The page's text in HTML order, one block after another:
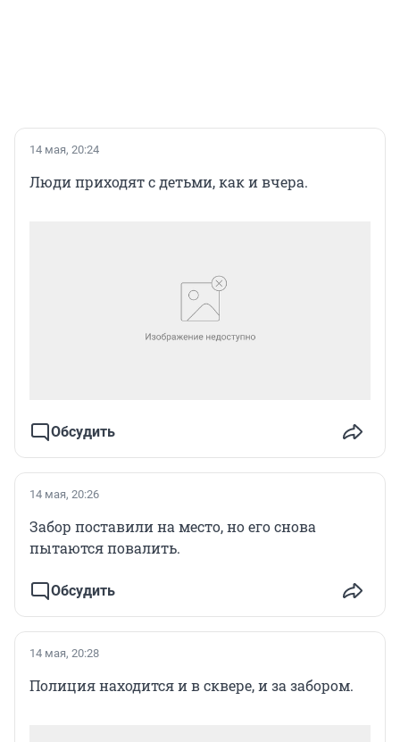
14 мая, 20:24
Люди приходят с детьми, как и вчера.
Обсудить
14 мая, 20:26
Забор поставили на место, но его снова
пытаются повалить.
Обсудить
14 мая, 20:28
Полиция находится и в сквере, и за забором.